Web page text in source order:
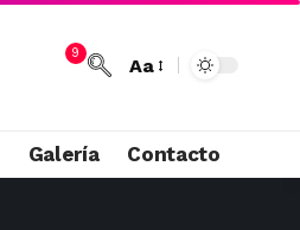
9
Aa
Galería Contacto